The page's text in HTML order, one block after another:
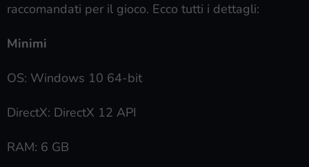
raccomandati per il gioco. Ecco tutti i dettagli:
Minimi
OS: Windows 10 64-bit
DirectX: DirectX 12 API
RAM: 6 GB